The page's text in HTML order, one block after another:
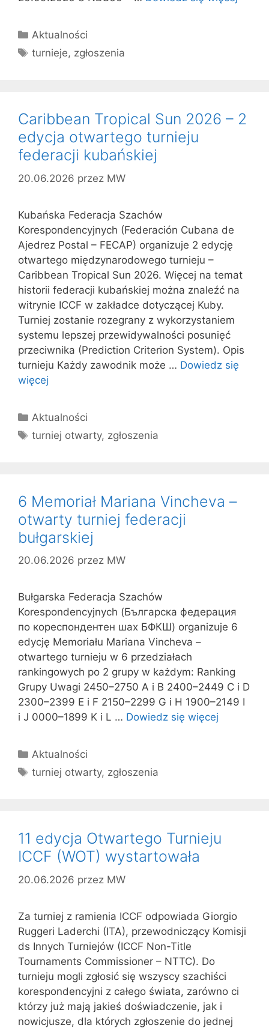
Kategorie
Aktualności
Tagi
turnieje, zgłoszenia
Caribbean Tropical Sun 2026 – 2
edycja otwartego turnieju
federacji kubańskiej
20.06.2026 przez MW
Kubańska Federacja Szachów
Korespondencyjnych (Federación Cubana de
Ajedrez Postal – FECAP) organizuje 2 edycję
otwartego międzynarodowego turnieju –
Caribbean Tropical Sun 2026. Więcej na temat
historii federacji kubańskiej można znaleźć na
witrynie ICCF w zakładce dotyczącej Kuby.
Turniej zostanie rozegrany z wykorzystaniem
systemu lepszej przewidywalności posunięć
przeciwnika (Prediction Criterion System). Opis
turnieju Każdy zawodnik może … Dowiedz się
więcej
Kategorie
Aktualności
Tagi
turniej otwarty, zgłoszenia
6 Memoriał Mariana Vincheva –
otwarty turniej federacji
bułgarskiej
20.06.2026 przez MW
Bułgarska Federacja Szachów
Korespondencyjnych (Българска федерация
по кореспондентен шах БФКШ) organizuje 6
edycję Memoriału Mariana Vincheva –
otwartego turnieju w 6 przedziałach
rankingowych po 2 grupy w każdym: Ranking
Grupy Uwagi 2450–2750 A i B 2400–2449 C i D
2300–2399 E i F 2150–2299 G i H 1900–2149 I
i J 0000–1899 K i L … Dowiedz się więcej
Kategorie
Aktualności
Tagi
turniej otwarty, zgłoszenia
11 edycja Otwartego Turnieju
ICCF (WOT) wystartowała
20.06.2026 przez MW
Za turniej z ramienia ICCF odpowiada Giorgio
Ruggeri Laderchi (ITA), przewodniczący Komisji
ds Innych Turniejów (ICCF Non-Title
Tournaments Commissioner – NTTC). Do
turnieju mogli zgłosić się wszyscy szachiści
korespondencyjni z całego świata, zarówno ci
którzy już mają jakieś doświadczenie, jak i
nowicjusze, dla których zgłoszenie do jednej